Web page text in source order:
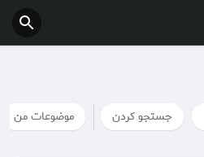
جستجو کردن موضوعات من